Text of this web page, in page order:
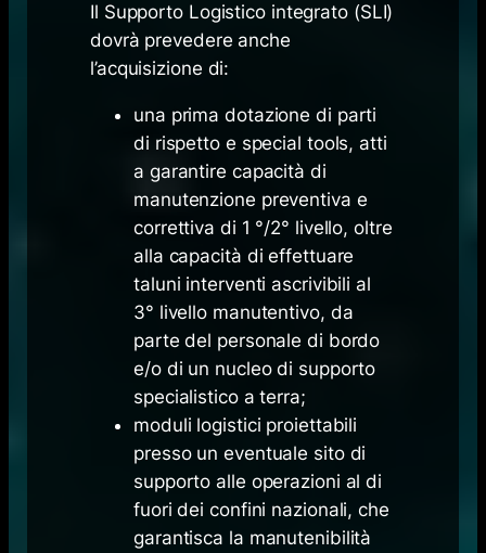
Il Supporto Logistico integrato (SLI)
dovrà prevedere anche
l’acquisizione di:
una prima dotazione di parti
di rispetto e special tools, atti
a garantire capacità di
manutenzione preventiva e
correttiva di 1 °/2° livello, oltre
alla capacità di effettuare
taluni interventi ascrivibili al
3° livello manutentivo, da
parte del personale di bordo
e/o di un nucleo di supporto
specialistico a terra;
moduli logistici proiettabili
presso un eventuale sito di
supporto alle operazioni al di
fuori dei confini nazionali, che
garantisca la manutenibilità